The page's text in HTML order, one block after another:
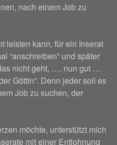
nach einem Job zu
leisten kann, für ein Inserat
“anschreiben” und später
nicht geht, …. nun gut …
Göttin”. Denn jeder soll es
Job zu suchen, der
möchte, unterstützt mich
mit einer Entlohnung